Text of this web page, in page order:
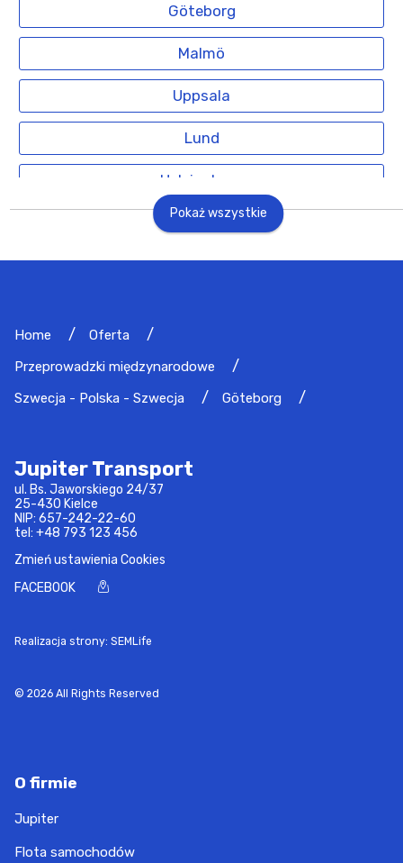
Göteborg
Malmö
Uppsala
Lund
Helsingborg
Pokaż wszystkie
Home
Oferta
Przeprowadzki międzynarodowe
Szwecja - Polska - Szwecja
Göteborg
Jupiter Transport
ul. Bs. Jaworskiego 24/37
25-430 Kielce
NIP: 657-242-22-60
tel: +48 793 123 456
Zmień ustawienia Cookies
FACEBOOK
Realizacja strony: SEMLife
© 2026 All Rights Reserved
O firmie
Jupiter
Flota samochodów